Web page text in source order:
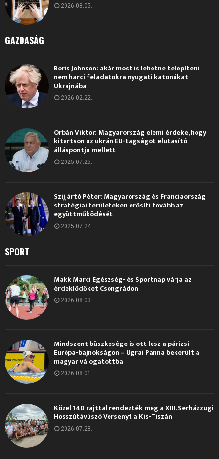
2026.08.05.
GAZDASÁG
Boris Johnson: akár most is lehetne telepíteni
nem harci feladatokra nyugati katonákat
Ukrajnába
2026.02.22.
Orbán Viktor: Magyarország elemi érdeke, hogy
kitartson az ukrán EU-tagságot elutasító
álláspontja mellett
2025.07.25.
Szijjártó Péter: Magyarország és Franciaország
stratégiai területeken erősíti tovább az
együttműködését
2025.07.24.
SPORT
Makk Marci Egészség- és Sportnap várja az
érdeklődőket Csongrádon
2026.08.03.
Mindszent büszkesége is ott lesz a párizsi
Európa-bajnokságon – Ugrai Panna bekerült a
magyar válogatottba
2026.08.01.
Közel 140 rajttal rendezték meg a XIII. Serházzugi
Hosszútávúszó Versenyt a Kis-Tiszán
2026.07.28.